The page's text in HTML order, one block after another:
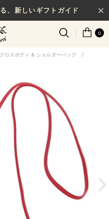
、新しいギフトガイド
0
クロスボディ & ショルダーバッグ
/